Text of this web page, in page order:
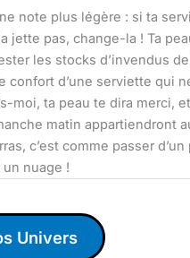
note plus légère : si ta
jette pas, change-la ! Ta
les stocks d’invendus
confort d’une serviette qui
moi, ta peau te dira merci,
matin appartiendront
c’est comme passer d’un
nuage !
Univers